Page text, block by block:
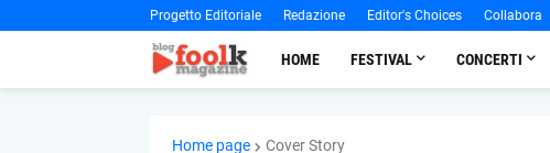
Progetto Editoriale Redazione Editor's Choices Collabora
HOME FESTIVAL CONCERTI
Home page Cover Story